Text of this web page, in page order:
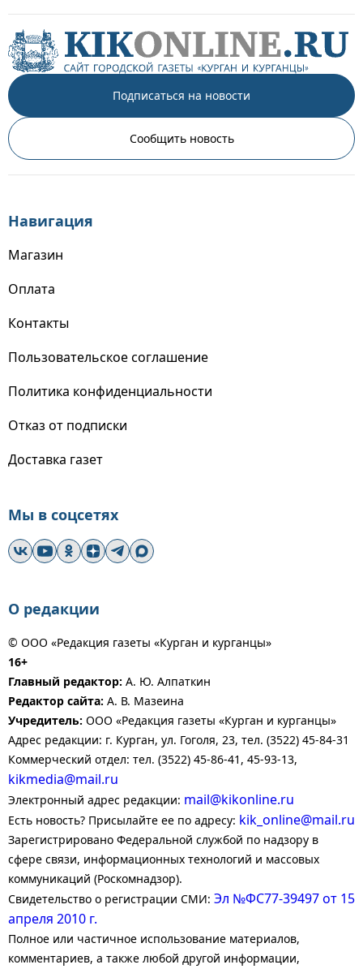
Подписаться на новости
Сообщить новость
Навигация
Магазин
Оплата
Контакты
Пользовательское соглашение
Политика конфиденциальности
Отказ от подписки
Доставка газет
Мы в соцсетях
О редакции
© ООО «Редакция газеты «Курган и курганцы»
16+
Главный редактор: А. Ю. Алпаткин
Редактор сайта: А. В. Мазеина
Учредитель: ООО «Редакция газеты «Курган и курганцы»
Адрес редакции: г. Курган, ул. Гоголя, 23, тел. (3522) 45-84-31
Коммерческий отдел: тел. (3522) 45-86-41, 45-93-13,
kikmedia@mail.ru
Электронный адрес редакции: mail@kikonline.ru
Есть новость? Присылайте ее по адресу: kik_online@mail.ru
Зарегистрировано Федеральной службой по надзору в
сфере связи, информационных технологий и массовых
коммуникаций (Роскомнадзор).
Свидетельство о регистрации СМИ: Эл №ФС77-39497 от 15
апреля 2010 г.
Полное или частичное использование материалов,
комментариев, а также любой другой информации,